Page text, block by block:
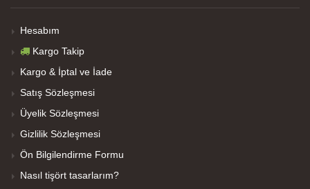
Hesabım
Kargo Takip
Kargo & İptal ve İade
Satış Sözleşmesi
Üyelik Sözleşmesi
Gizlilik Sözleşmesi
Ön Bilgilendirme Formu
Nasıl tişört tasarlarım?